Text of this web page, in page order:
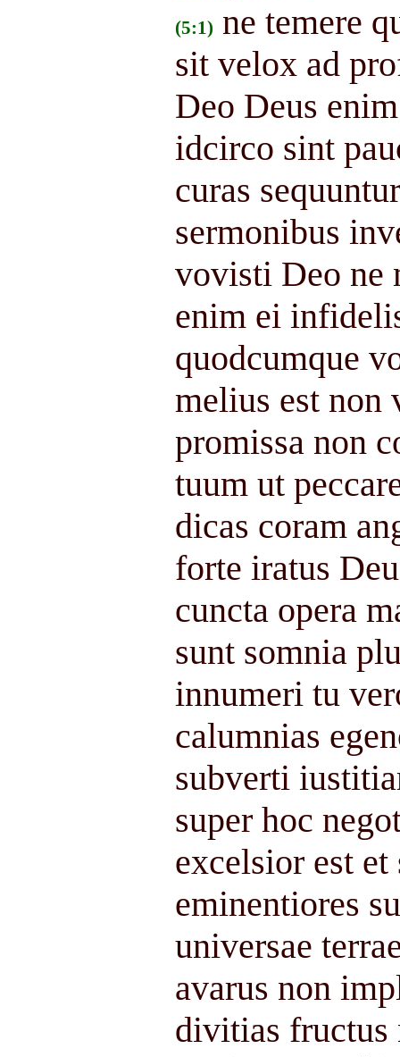
(5:1) ne temere
sit velox ad
Deo Deus
idcirco sint
curas
sermonibus
vovisti Deo ne
enim ei
quodcumque
melius est non
promissa non
tuum ut
dicas coram
forte iratus
cuncta opera
sunt somnia
innumeri tu
calumnias
subverti
super hoc
excelsior est et
eminentiores
universae
avarus non
divitias fructus